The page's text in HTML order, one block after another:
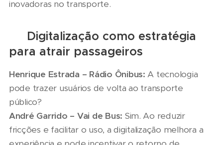
inovadoras no transporte.
📈 Digitalização como estratégia
para atrair passageiros
Henrique Estrada – Rádio Ônibus: A tecnologia
pode trazer usuários de volta ao transporte
público?
André Garrido – Vai de Bus: Sim. Ao reduzir
fricções e facilitar o uso, a digitalização melhora a